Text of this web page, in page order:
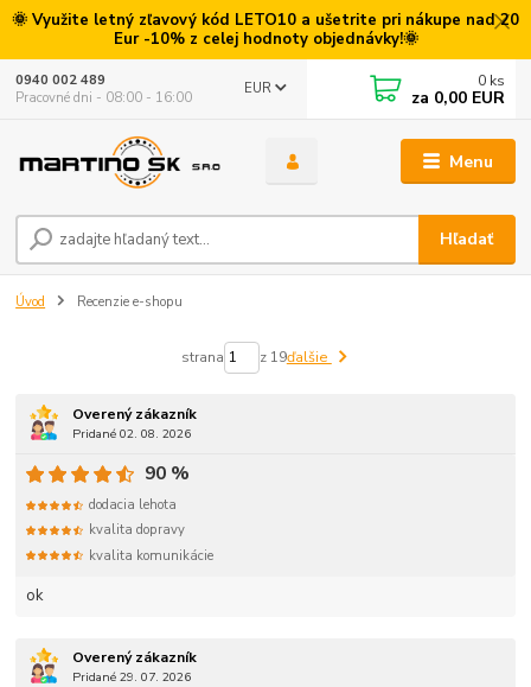
🌞 Využite letný zľavový kód LETO10 a ušetrite pri nákupe nad 20
Eur -10% z celej hodnoty objednávky!🌞
Menu
EUR
Hľadať
0940 002 489
Pracovné dni - 08:00 - 16:00
0 ks
za 0,00 EUR
Úvod Recenzie e-shopu
strana z 19ďalšie
Overený zákazník
Pridané 02. 08. 2026
ok
90 %
dodacia lehota
kvalita dopravy
kvalita komunikácie
Overený zákazník
Pridané 29. 07. 2026